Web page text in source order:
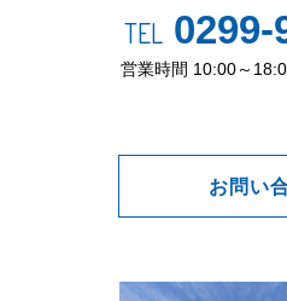
TEL0299-
営業時間 10:00～
お問い